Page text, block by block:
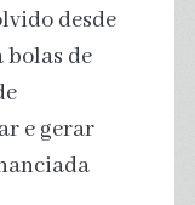
desde
bolas de
e gerar